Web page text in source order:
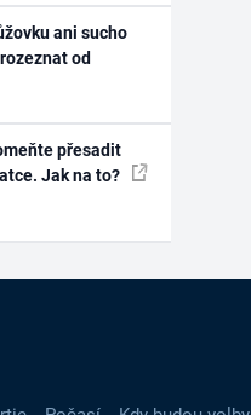
ani sucho
od
přesadit
Jak na to?